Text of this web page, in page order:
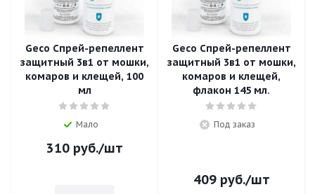
Geco Спрей-репеллент
защитный 3в1 от мошки,
комаров и клещей, 100
мл
Мало
310руб./шт
Geco Спрей-репеллент
защитный 3в1 от мошки,
комаров и клещей,
флакон 145 мл.
Под заказ
409руб./шт